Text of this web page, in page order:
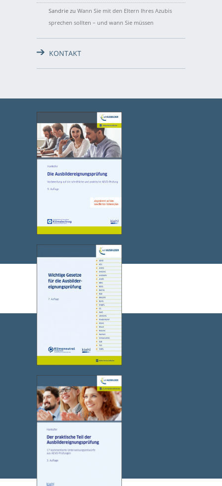
Sandrie zu Wann Sie mit den Eltern Ihres Azubis
sprechen sollten – und wann Sie müssen
KONTAKT